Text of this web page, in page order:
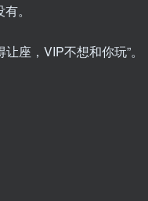
。
座，VIP不想和你玩”。